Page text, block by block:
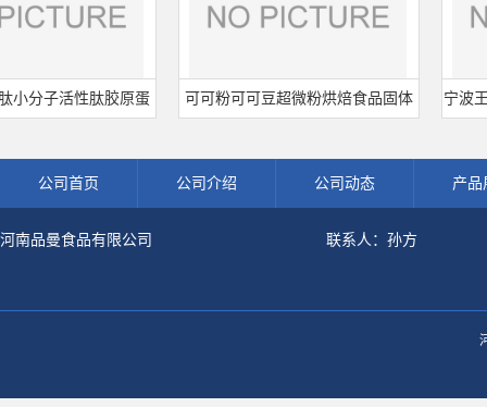
子活性肽胶原蛋 可可粉可可豆超微粉烘焙食品固体 宁波王
公司首页 公司介绍 公司动态 产品
河南品曼食品有限公司 联系人：孙方